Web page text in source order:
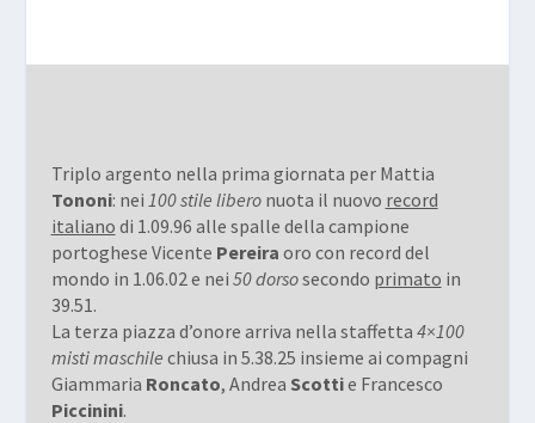
Triplo argento nella prima giornata per Mattia
Tononi: nei 100 stile liberonuota il nuovo record
italiano di 1.09.96 alle spalle della campione
portoghese Vicente Pereira oro con record del
mondo in 1.06.02 e nei 50 dorsosecondo primato in
39.51.
La terza piazza d’onore arriva nella staffetta 4×100
misti maschile chiusa in 5.38.25 insieme ai compagni
Giammaria Roncato, Andrea Scottie Francesco
Piccinini.